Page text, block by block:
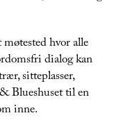
hvor alle
dialog kan
sitteplasser,
Blueshuset til en
inne.